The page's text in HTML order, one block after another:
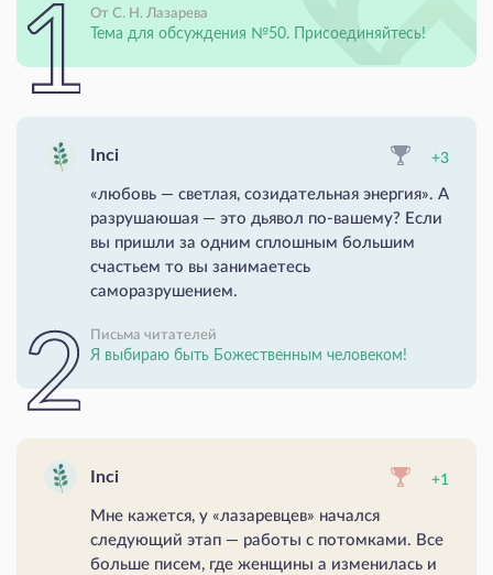
От С. Н. Лазарева
Тема для обсуждения №50. Присоединяйтесь!
Inci +3
«любовь — светлая, созидательная энергия». А
разрушаюшая — это дьявол по-вашему? Если
вы пришли за одним сплошным большим
счастьем то вы занимаетесь
саморазрушением.
Письма читателей
Я выбираю быть Божественным человеком!
Inci +1
Мне кажется, у «лазаревцев» начался
следующий этап — работы с потомками. Все
больше писем, где женщины а изменилась и